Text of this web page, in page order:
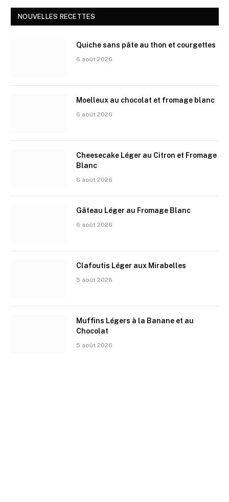
NOUVELLES RECETTES
Quiche sans pâte au thon et courgettes
6 août 2026
Moelleux au chocolat et fromage blanc
6 août 2026
Cheesecake Léger au Citron et Fromage
Blanc
6 août 2026
Gâteau Léger au Fromage Blanc
6 août 2026
Clafoutis Léger aux Mirabelles
5 août 2026
Muffins Légers à la Banane et au
Chocolat
5 août 2026